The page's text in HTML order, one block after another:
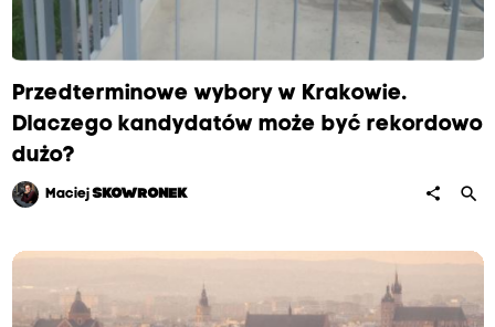
Przedterminowe wybory w Krakowie.
Dlaczego kandydatów może być rekordowo
dużo?
MaciejSKOWRONEK share search